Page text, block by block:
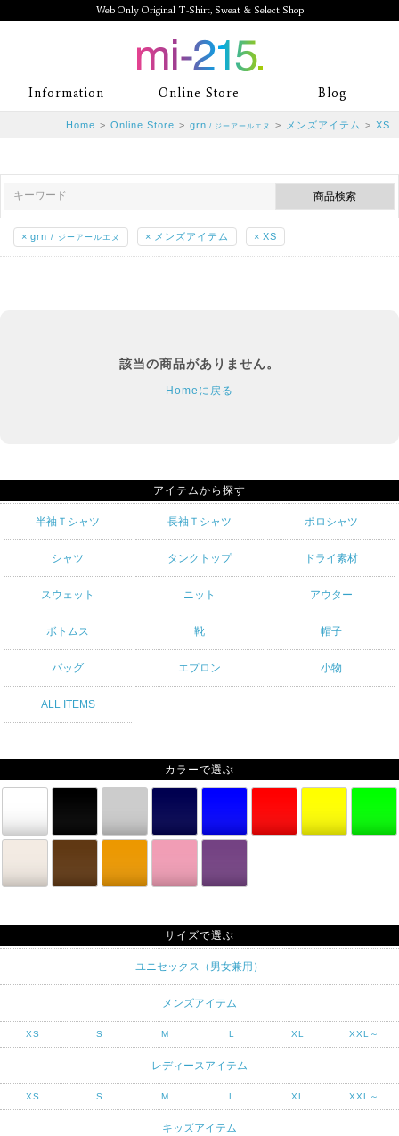
Web Only Original T-Shirt, Sweat & Select Shop
mi-215. Web Only Original T-Shirt,
Sweat & Select Shop mi-215. Tシャ
ランド専門通販
Information Online Store Blog
Home > Online Store > grn / ジーアールエヌ > メンズアイテム > XS
× grn / ジーアールエヌ × メンズアイテム × XS
該当の商品がありません。
Homeに戻る
アイテムから探す
半袖Ｔシャツ 長袖Ｔシャツ ポロシャツ
シャツ タンクトップ ドライ素材
スウェット ニット アウター
ボトムス 靴 帽子
バッグ エプロン 小物
ALL ITEMS
カラーで選ぶ
サイズで選ぶ
ユニセックス（男女兼用）
メンズアイテム
XS S M L XL XXL～
レディースアイテム
XS S M L XL XXL～
キッズアイテム